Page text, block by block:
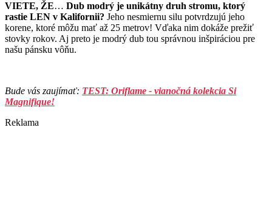
VIETE, ŽE… Dub modrý je unikátny druh stromu, ktorý
rastie LEN v Kalifornii? Jeho nesmiernu silu potvrdzujú jeho
korene, ktoré môžu mať až 25 metrov! Vďaka nim dokáže prežiť
stovky rokov. Aj preto je modrý dub tou správnou inšpiráciou pre
našu pánsku vôňu.
Bude vás zaujímať: TEST: Oriflame - vianočná kolekcia Si
Magnifique!
Reklama